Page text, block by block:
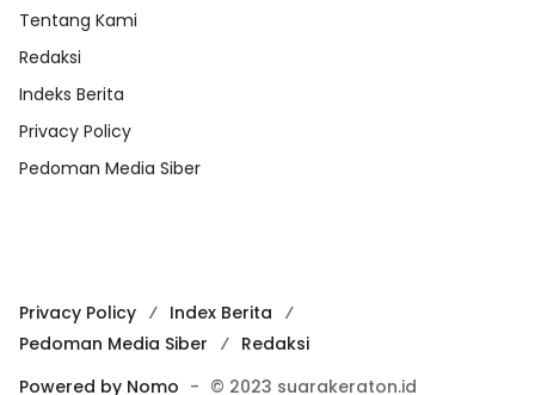
Tentang Kami
Redaksi
Indeks Berita
Privacy Policy
Pedoman Media Siber
Privacy Policy
Index Berita
Pedoman Media Siber
Redaksi
Powered by Nomo - © 2023 suarakeraton.id